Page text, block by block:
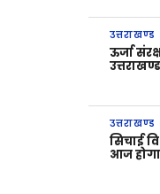
उत्तराखण्ड
ऊर्जा
उत्तराखण्ड
सिचाई
आज